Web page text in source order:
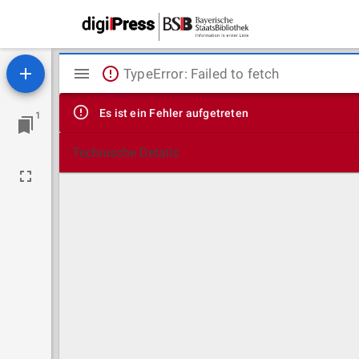
1
Mirador
Viewer
TypeError: Failed to fetch
Es ist ein Fehler aufgetreten
Technische Details